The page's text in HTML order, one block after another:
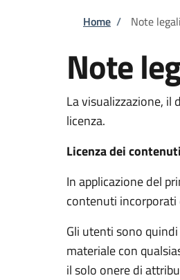
Briciole
Home / Note legali
Note
La visualizzazione,
licenza.
Licenza dei contenuti
In applicazione del
contenuti incorporati
Gli utenti sono
materiale con
il solo onere di